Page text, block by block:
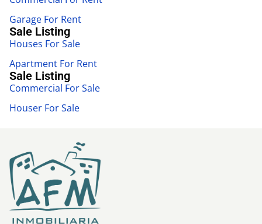
Garage For Rent
Sale Listing
Houses For Sale
Apartment For Rent
Sale Listing
Commercial For Sale
Houser For Sale